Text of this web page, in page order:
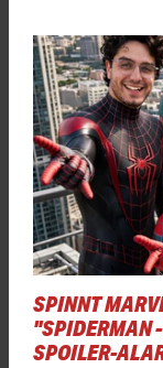
SPINNT
"SPIDERMAN
SPOILER-